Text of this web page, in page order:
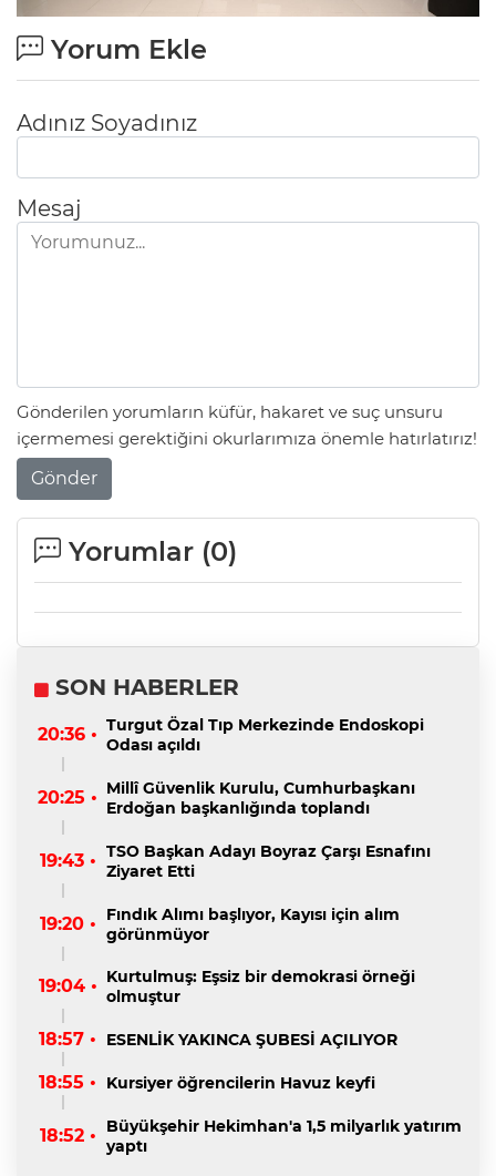
Yorum Ekle
Adınız Soyadınız
Mesaj
Gönderilen yorumların küfür, hakaret ve suç unsuru
içermemesi gerektiğini okurlarımıza önemle hatırlatırız!
Gönder
Yorumlar (0)
SON HABERLER
20:36 • Turgut Özal Tıp Merkezinde Endoskopi
Odası açıldı
20:25 • Millî Güvenlik Kurulu, Cumhurbaşkanı
Erdoğan başkanlığında toplandı
19:43 • TSO Başkan Adayı Boyraz Çarşı Esnafını
Ziyaret Etti
19:20 •
Fındık Alımı başlıyor, Kayısı için alım
görünmüyor
19:04 • Kurtulmuş: Eşsiz bir demokrasi örneği
olmuştur
18:57 • ESENLİK YAKINCA ŞUBESİ AÇILIYOR
18:55 • Kursiyer öğrencilerin Havuz keyfi
18:52 •
Büyükşehir Hekimhan'a 1,5 milyarlık yatırım
yaptı